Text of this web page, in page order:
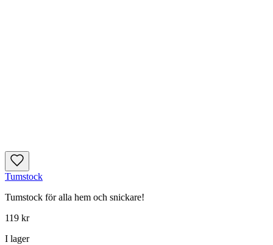
Tumstock
Tumstock för alla hem och snickare!
119 kr
I lager